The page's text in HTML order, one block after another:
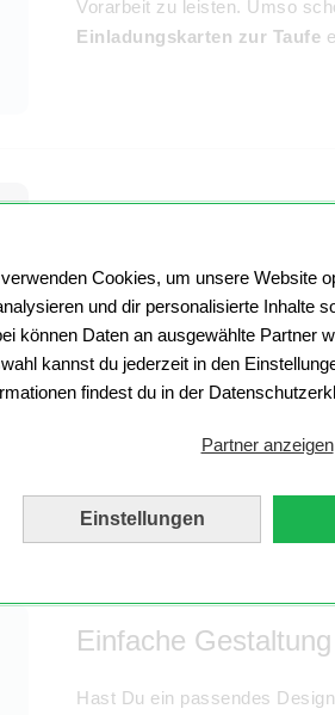
Cookies, um unsere Website
und dir personalisierte Inhalte
können Daten an ausgewählte Partner
kannst du jederzeit in den
findest du in der
Partner anzeigen
Einstellungen
Vorarbeit zu leisten. Umso
Einladungskarten zur Taufe
Vintage, floral,
Möchtest Du
Einladungskarten für die
Pastellfarben oder weiß -
Unsere Designs sind farblich
bereits ein Design für Deine
.
wähle aus unseren
individuelle Taufeinladung
Einfache
Hast Du ein passendes